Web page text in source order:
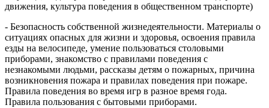
движения, культура поведения в общественном транспорте)
- Безопасность собственной жизнедеятельности. Материалы о
ситуациях опасных для жизни и здоровья, освоения правила
езды на велосипеде, умение пользоваться столовыми
приборами, знакомство с правилами поведения с
незнакомыми людьми, рассказы детям о пожарных, причина
возникновения пожара и правилах поведения при пожаре.
Правила поведения во время игр в разное время года.
Правила пользования с бытовыми приборами.